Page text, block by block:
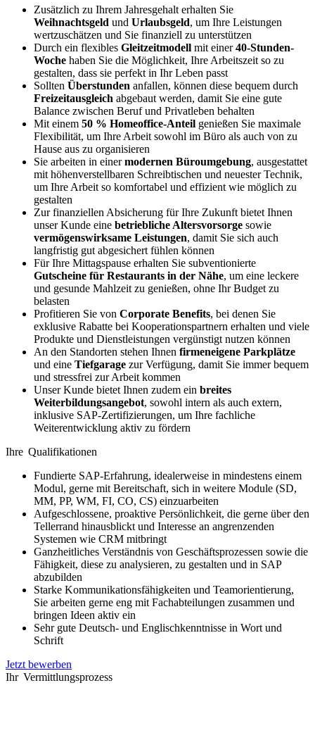
Zusätzlich zu Ihrem Jahresgehalt erhalten Sie
Weihnachtsgeld und Urlaubsgeld, um Ihre Leistungen
wertzuschätzen und Sie finanziell zu unterstützen
Durch ein flexibles Gleitzeitmodell mit einer40-Stunden-
Woche haben Sie die Möglichkeit, Ihre Arbeitszeit so zu
gestalten, dass sie perfekt in Ihr Leben passt
Sollten Überstunden anfallen, können diese bequem durch
Freizeitausgleich abgebaut werden, damit Sie eine gute
Balance zwischen Beruf und Privatleben behalten
Mit einem 50 % Homeoffice-Anteil genießen Sie maximale
Flexibilität, um Ihre Arbeit sowohl im Büro als auch von zu
Hause aus zu organisieren
Sie arbeiten in einermodernen Büroumgebung, ausgestattet
mit höhenverstellbaren Schreibtischen und neuester Technik,
um Ihre Arbeit so komfortabel und effizient wie möglich zu
gestalten
Zur finanziellen Absicherung für Ihre Zukunft bietet Ihnen
unser Kunde eine betriebliche Altersvorsorge sowie
vermögenswirksame Leistungen, damit Sie sich auch
langfristig gut abgesichert fühlen können
Für Ihre Mittagspause erhalten Sie subventionierte
Gutscheine für Restaurants in der Nähe, um eine leckere
und gesunde Mahlzeit zu genießen, ohne Ihr Budget zu
belasten
Profitieren Sie von Corporate Benefits, bei denen Sie
exklusive Rabatte bei Kooperationspartnern erhalten und viele
Produkte und Dienstleistungen vergünstigt nutzen können
An den Standorten stehen Ihnen firmeneigene Parkplätze
und eine Tiefgarage zur Verfügung, damit Sie immer bequem
und stressfrei zur Arbeit kommen
Unser Kunde bietet Ihnen zudem ein breites
Weiterbildungsangebot, sowohl intern als auch extern,
inklusive SAP-Zertifizierungen, um Ihre fachliche
Weiterentwicklung aktiv zu fördern
Ihre Qualifikationen
Fundierte SAP-Erfahrung, idealerweise in mindestens einem
Modul, gerne mit Bereitschaft, sich in weitere Module (SD,
MM, PP, WM, FI, CO, CS) einzuarbeiten
Aufgeschlossene, proaktive Persönlichkeit, die gerne über den
Tellerrand hinausblickt und Interesse an angrenzenden
Systemen wie CRM mitbringt
Ganzheitliches Verständnis von Geschäftsprozessen sowie die
Fähigkeit, diese zu analysieren, zu gestalten und in SAP
abzubilden
Starke Kommunikationsfähigkeiten und Teamorientierung,
Sie arbeiten gerne eng mit Fachabteilungen zusammen und
bringen Ideen aktiv ein
Sehr gute Deutsch- und Englischkenntnisse in Wort und
Schrift
Jetzt bewerben
Ihr Vermittlungsprozess